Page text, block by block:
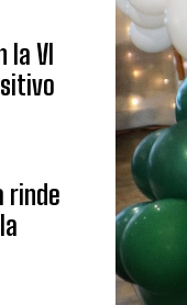
la VI
rinde